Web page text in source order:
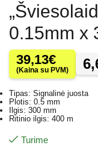
0.15mm x
39,13€
(Kaina su PVM)
Tipas: Signalinė juosta
Plotis: 0.5 mm
Ilgis: 300 mm
Ritinio ilgis: 400 m
Turime